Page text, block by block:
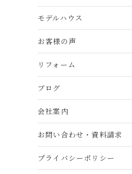
モデルハウス
お客様の声
リフォーム
ブログ
会社案内
お問い合わせ・資料請求
プライバシーポリシー